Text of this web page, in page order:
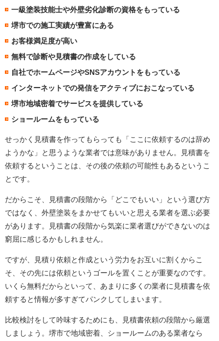
一級塗装技能士や外壁劣化診断の資格をもっている
堺市での施工実績が豊富にある
お客様満足度が高い
無料で診断や見積書の作成をしている
自社でホームページやSNSアカウントをもっている
インターネットでの発信をアクティブにおこなっている
堺市地域密着でサービスを提供している
ショールームをもっている
せっかく見積書を作ってもらっても「ここに依頼するのは辞め
ようかな」と思うような業者では意味がありません。見積書を
依頼するということは、その後の依頼の可能性もあるというこ
とです。
だからこそ、見積書の段階から「どこでもいい」という選び方
ではなく、外壁塗装をまかせてもいいと思える業者を選ぶ必要
があります。見積書の段階から気楽に業者選びができないのは
窮屈に感じるかもしれません。
ですが、見積り依頼と作成という労力をお互いに割くからこ
そ、その先には依頼というゴールを置くことが重要なのです。
いくら無料だからといって、あまりに多くの業者に見積書を依
頼すると情報が多すぎてパンクしてしまいます。
比較検討をして吟味するためにも、見積書依頼の段階から厳選
しましょう。堺市で地域密着、ショールームのある業者なら